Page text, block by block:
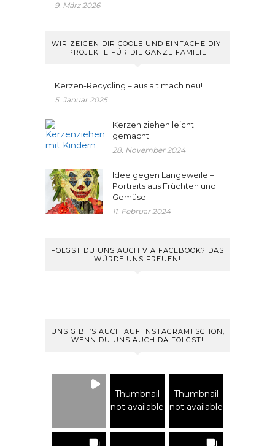
9. März 2026
WIR ZEIGEN DIR COOLE UND EINFACHE DIY-
PROJEKTE FÜR DIE GANZE FAMILIE
Kerzen-Recycling – aus alt mach neu!
5. Januar 2025
Kerzen ziehen leicht
gemacht
28. November 2024
Idee gegen Langeweile –
Portraits aus Früchten und
Gemüse
11. Februar 2024
FOLGST DU UNS AUCH VIA FACEBOOK? DAS
WÜRDE UNS FREUEN!
UNS GIBT’S AUCH AUF INSTAGRAM! SCHÖN,
WENN DU UNS AUCH DA FOLGST!
Thumbnail
not available
Thumbnail
not available